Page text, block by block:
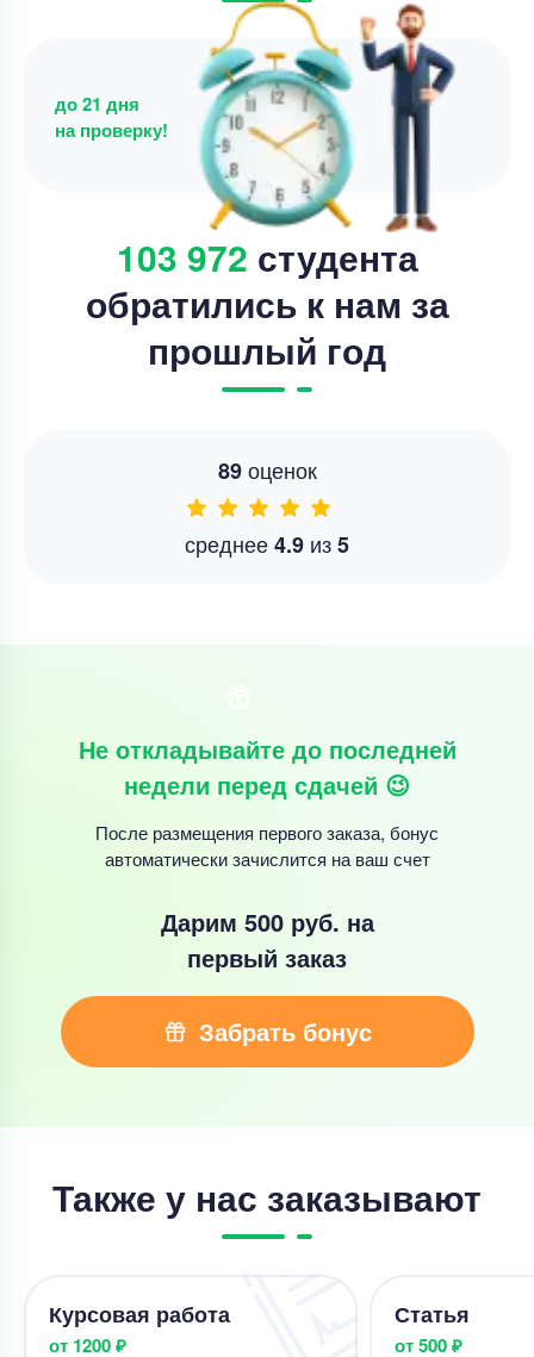
до 21 дня
на проверку!
103 972 студента
обратились к нам за
прошлый год
89оценок
среднее4.9 из5
Не откладывайте до последней
недели перед сдачей 😉
После размещения первого заказа, бонус
автоматически зачислится на ваш счет
Дарим 500 руб. на
первый заказ
Забрать бонус
Также у нас заказывают
Курсовая работа
от 1200 ₽
Статья
от 500 ₽